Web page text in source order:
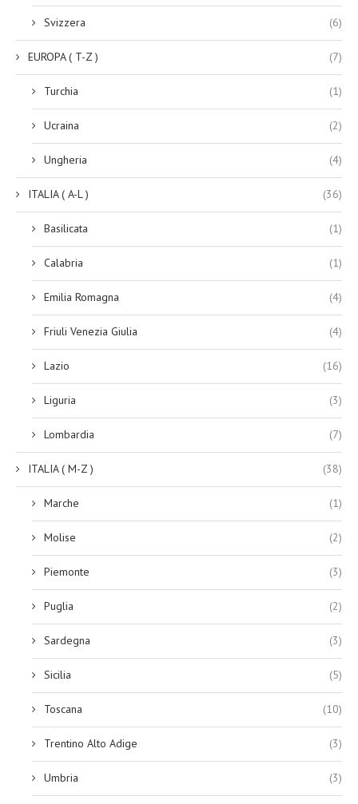
Svizzera (6)
EUROPA ( T-Z ) (7)
Turchia (1)
Ucraina (2)
Ungheria (4)
ITALIA ( A-L ) (36)
Basilicata (1)
Calabria (1)
Emilia Romagna (4)
Friuli Venezia Giulia (4)
Lazio (16)
Liguria (3)
Lombardia (7)
ITALIA ( M-Z ) (38)
Marche (1)
Molise (2)
Piemonte (3)
Puglia (2)
Sardegna (3)
Sicilia (5)
Toscana (10)
Trentino Alto Adige (3)
Umbria (3)